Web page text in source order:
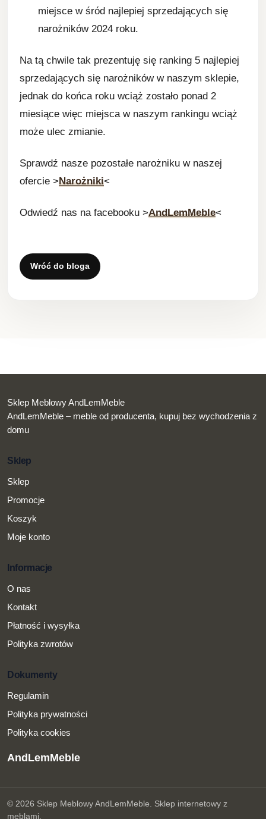
miejsce w śród najlepiej sprzedających się
narożników 2024 roku.
Na tą chwile tak prezentuję się ranking 5 najlepiej
sprzedających się narożników w naszym sklepie,
jednak do końca roku wciąż zostało ponad 2
miesiące więc miejsca w naszym rankingu wciąż
może ulec zmianie.
Sprawdź nasze pozostałe narożniku w naszej
ofercie >Narożniki<
Odwiedź nas na facebooku >AndLemMeble<
Wróć do bloga
Sklep Meblowy AndLemMeble
AndLemMeble – meble od producenta, kupuj bez wychodzenia z
domu
Sklep
Sklep
Promocje
Koszyk
Moje konto
Informacje
O nas
Kontakt
Płatność i wysyłka
Polityka zwrotów
Dokumenty
Regulamin
Polityka prywatności
Polityka cookies
AndLemMeble
© 2026 Sklep Meblowy AndLemMeble.
Sklep internetowy z
meblami.